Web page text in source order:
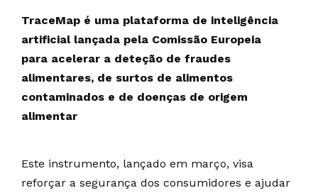
TraceMap é uma plataforma de inteligência
artificial lançada pela Comissão Europeia
para acelerar a deteção de fraudes
alimentares, de surtos de alimentos
contaminados e de doenças de origem
alimentar
Este instrumento, lançado em março, visa
reforçar a segurança dos consumidores e ajudar